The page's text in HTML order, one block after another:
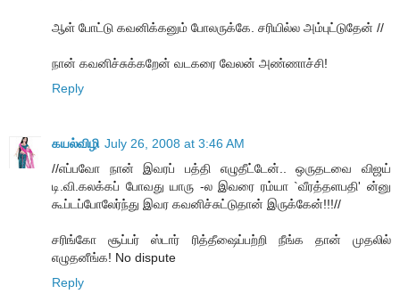
ஆள் போட்டு கவனிக்கனும் போலருக்கே. சரியில்ல அம்புட்டுதேன் //
நான் கவனிச்சுக்கறேன் வடகரை வேலன் அண்ணாச்சி!
Reply
கயல்விழி July 26, 2008 at 3:46 AM
//எப்பவோ நான் இவரப் பத்தி எழுதீட்டேன்.. ஒருதடவை விஜய்
டி.வி.கலக்கப் போவது யாரு -ல இவரை ரம்யா `வீரத்தளபதி' ன்னு
கூப்டப்போலேர்ந்து இவர கவனிச்சுட்டுதான் இருக்கேன்!!!//
சரிங்கோ சூப்பர் ஸ்டார் ரித்தீஷைப்பற்றி நீங்க தான் முதலில்
எழுதனீங்க! No dispute
Reply